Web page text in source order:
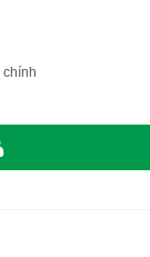
chính